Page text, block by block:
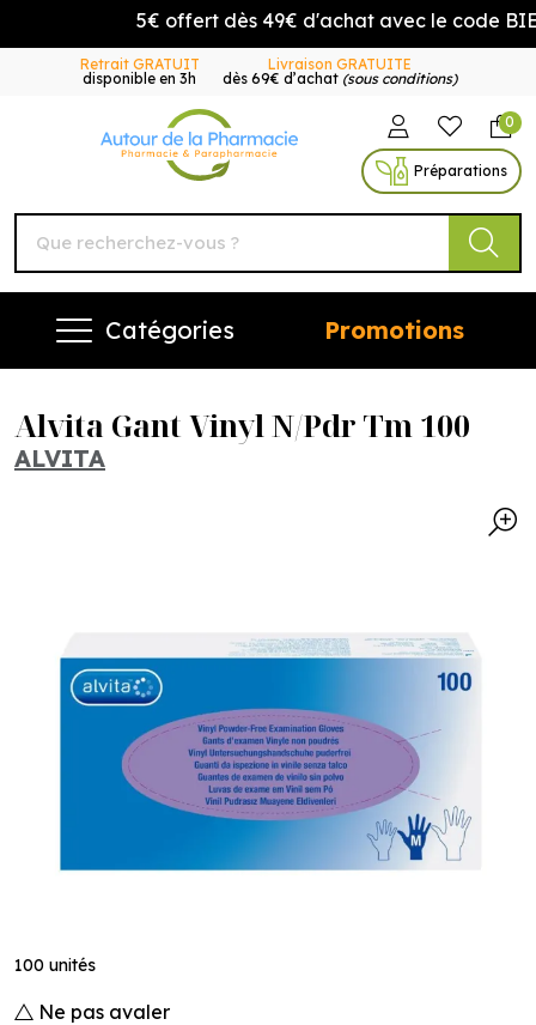
5€ offert dès 49€ d'achat avec le code
Retrait GRATUIT
disponible en 3h
Livraison GRATUITE
dès 69€ d’achat (sous conditions)
Autour de la Pharmacie
0
Préparations
Catégories Promotions
Alvita Gant Vinyl N/Pdr Tm 100
ALVITA
100 unités
Ne pas avaler